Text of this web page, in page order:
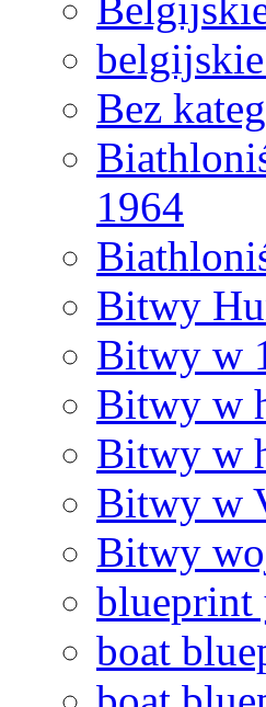
Bez
1964
Bitwy
Bitwy w
Bitwy w
Bitwy w
Bitwy w
Bitwy
blueprint
boat